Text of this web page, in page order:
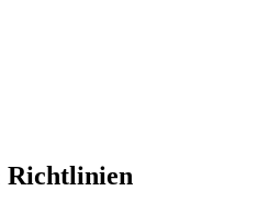
Richtlinien